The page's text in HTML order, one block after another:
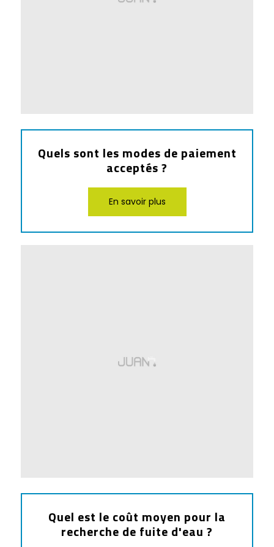
Quels sont les modes de paiement
acceptés ?
En savoir plus
Quel est le coût moyen pour la
recherche de fuite d'eau ?